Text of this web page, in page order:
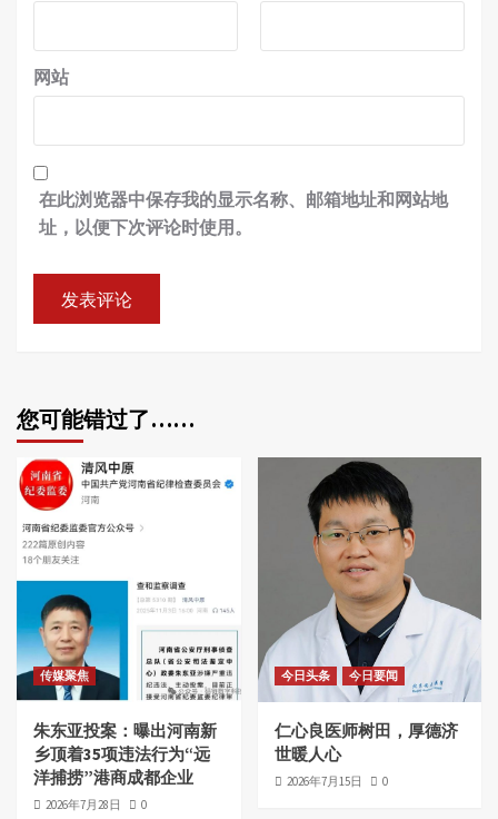
网站
在此浏览器中保存我的显示名称、邮箱地址和网站地
址，以便下次评论时使用。
您可能错过了……
传媒聚焦
朱东亚投案：曝出河南新
乡顶着35项违法行为“远
洋捕捞”港商成都企业
2026年7月28日 0
今日头条 今日要闻
仁心良医师树田，厚德济
世暖人心
2026年7月15日 0